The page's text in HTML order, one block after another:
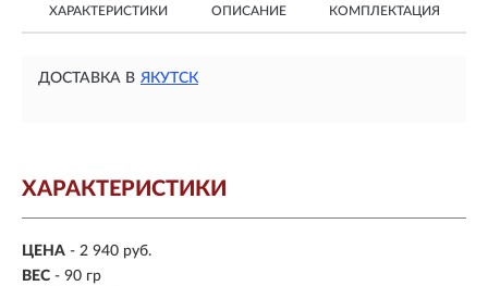
ХАРАКТЕРИСТИКИ ОПИСАНИЕ КОМПЛЕКТАЦИЯ
ДОСТАВКА В ЯКУТСК
ХАРАКТЕРИСТИКИ
ЦЕНА - 2 940 руб.
ВЕС - 90 гр